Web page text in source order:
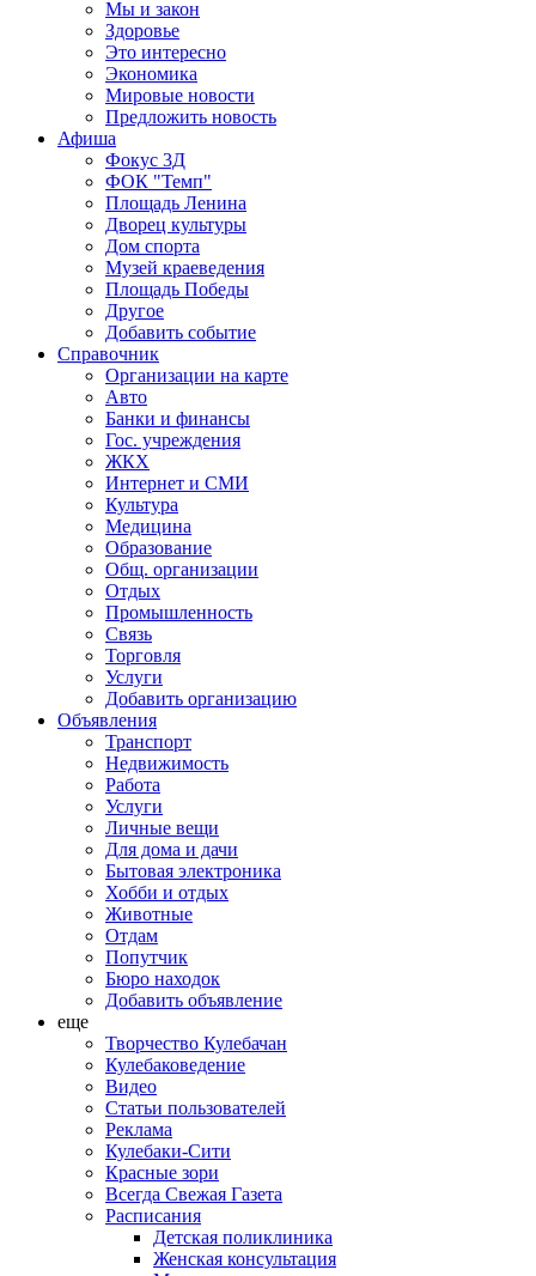
Мы и закон
Здоровье
Это интересно
Экономика
Мировые новости
Предложить новость
Афиша
Фокус 3Д
ФОК "Темп"
Площадь Ленина
Дворец культуры
Дом спорта
Музей краеведения
Площадь Победы
Другое
Добавить событие
Справочник
Организации на карте
Авто
Банки и финансы
Гос. учреждения
ЖКХ
Интернет и СМИ
Культура
Медицина
Образование
Общ. организации
Отдых
Промышленность
Связь
Торговля
Услуги
Добавить организацию
Объявления
Транспорт
Недвижимость
Работа
Услуги
Личные вещи
Для дома и дачи
Бытовая электроника
Хобби и отдых
Животные
Отдам
Попутчик
Бюро находок
Добавить объявление
еще
Творчество Кулебачан
Кулебаковедение
Видео
Статьи пользователей
Реклама
Кулебаки-Сити
Красные зори
Всегда Свежая Газета
Расписания
Детская поликлиника
Женская консультация